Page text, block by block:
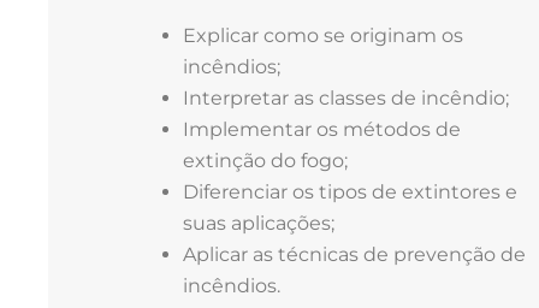
Identificar e diferenciar os agentes
existentes no ambiente;
Elaborar Mapas de Riscos
Ambientais.
Explicar como se originam os
incêndios;
Interpretar as classes de incêndio;
Implementar os métodos de
extinção do fogo;
Diferenciar os tipos de extintores e
suas aplicações;
Aplicar as técnicas de prevenção de
incêndios.